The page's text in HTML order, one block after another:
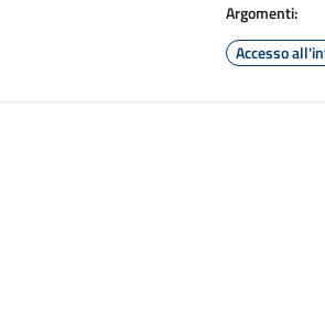
Argomenti:
Accesso